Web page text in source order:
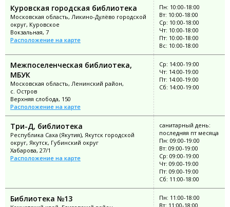
Куровская городская библиотека
Московская область, Ликино-Дулёво городской
округ, Куровское
Вокзальная, 7
Расположение на карте
Пн: 10:00-18:00
Вт: 10:00-18:00
Ср: 10:00-18:00
Чт: 10:00-18:00
Пт: 10:00-18:00
Вс: 10:00-18:00
Межпоселенческая библиотека,
МБУК
Московская область, Ленинский район,
с. Остров
Верхняя слобода, 150
Расположение на карте
Ср: 14:00-19:00
Чт: 14:00-19:00
Пт: 14:00-19:00
Сб: 14:00-19:00
Три-Д, библиотека
Республика Саха (Якутия), Якутск городской
округ, Якутск, Губинский округ
Хабарова, 27/1
Расположение на карте
санитарный день:
последняя пт месяца
Пн: 09:00-19:00
Вт: 09:00-19:00
Ср: 09:00-19:00
Чт: 09:00-19:00
Пт: 09:00-19:00
Сб: 11:00-18:00
Библиотека №13
Пн: 11:00-18:00
Вт: 11:00-18:00